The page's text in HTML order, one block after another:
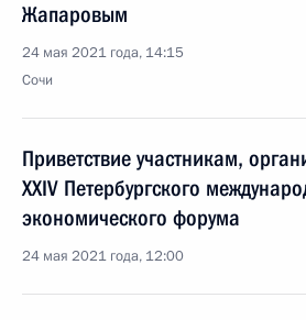
Жапаровым
24 мая 2021 года, 14:15
Сочи
Приветствие участникам,
XXIV Петербургского
экономического форума
24 мая 2021 года, 12:00